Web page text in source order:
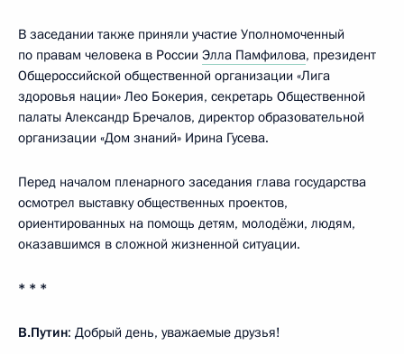
В заседании также приняли участие Уполномоченный
по правам человека в России Элла Памфилова, президент
Общероссийской общественной организации «Лига
здоровья нации» Лео Бокерия, секретарь Общественной
палаты Александр Бречалов, директор образовательной
организации «Дом знаний» Ирина Гусева.
Перед началом пленарного заседания глава государства
осмотрел выставку общественных проектов,
ориентированных на помощь детям, молодёжи, людям,
оказавшимся в сложной жизненной ситуации.
* * *
В.Путин: Добрый день, уважаемые друзья!